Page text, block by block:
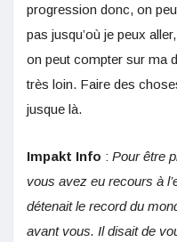
progression donc, on
pas jusqu’où je peux
on peut compter sur ma
très loin. Faire des
jusque là.
Impakt Info : Pour être
vous avez eu recours à
détenait le record du
avant vous. Il disait de